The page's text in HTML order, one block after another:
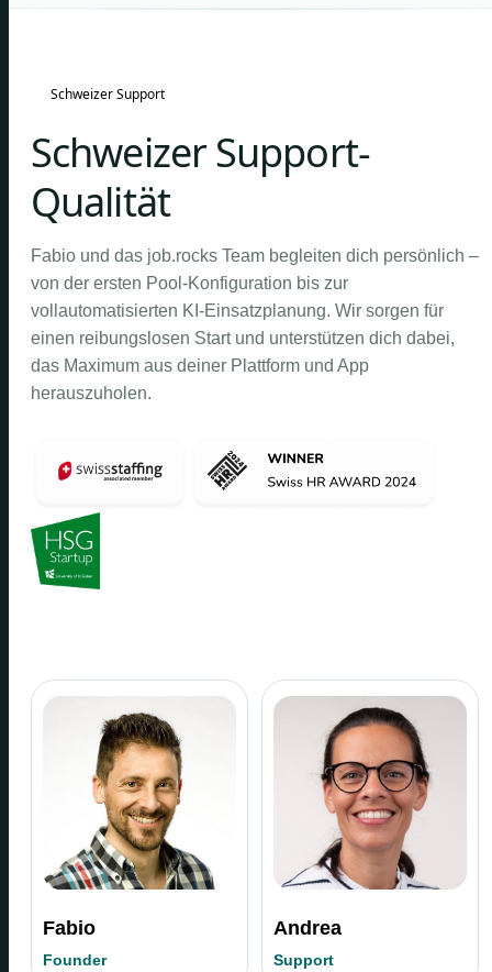
Schweizer Support
Schweizer Support-
Qualität
Fabio und das job.rocks Team begleiten dich persönlich –
von der ersten Pool-Konfiguration bis zur
vollautomatisierten KI-Einsatzplanung. Wir sorgen für
einen reibungslosen Start und unterstützen dich dabei,
das Maximum aus deiner Plattform und App
herauszuholen.
Fabio
Founder
Andrea
Support